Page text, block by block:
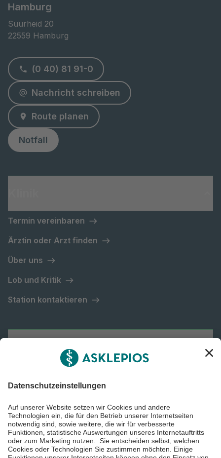
Hamburg
Suurheid 20
22559 Hamburg
(0 40) 81 91-0
Nachricht schreiben
Route planen
Notfall
Termin vereinbaren
Ärztin oder Arzt finden
Über uns
Lob und Kritik
Station kontaktieren
Asklepios Gruppe